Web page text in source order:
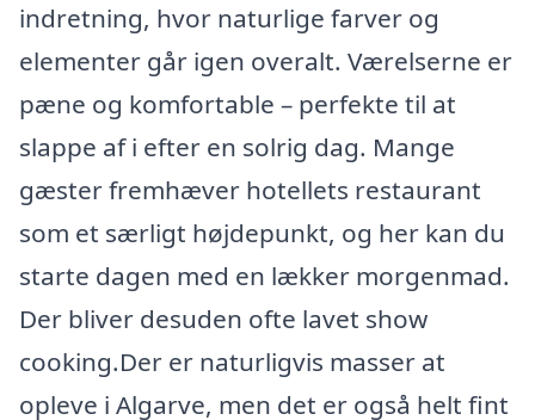
indretning, hvor naturlige farver og
elementer går igen overalt. Værelserne er
pæne og komfortable – perfekte til at
slappe af i efter en solrig dag. Mange
gæster fremhæver hotellets restaurant
som et særligt højdepunkt, og her kan du
starte dagen med en lækker morgenmad.
Der bliver desuden ofte lavet show
cooking.Der er naturligvis masser at
opleve i Algarve, men det er også helt fint